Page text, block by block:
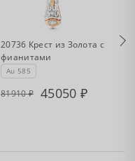
Есть в наличии
20736 Крест из Золота с
фианитами
Au 585
81910 45050